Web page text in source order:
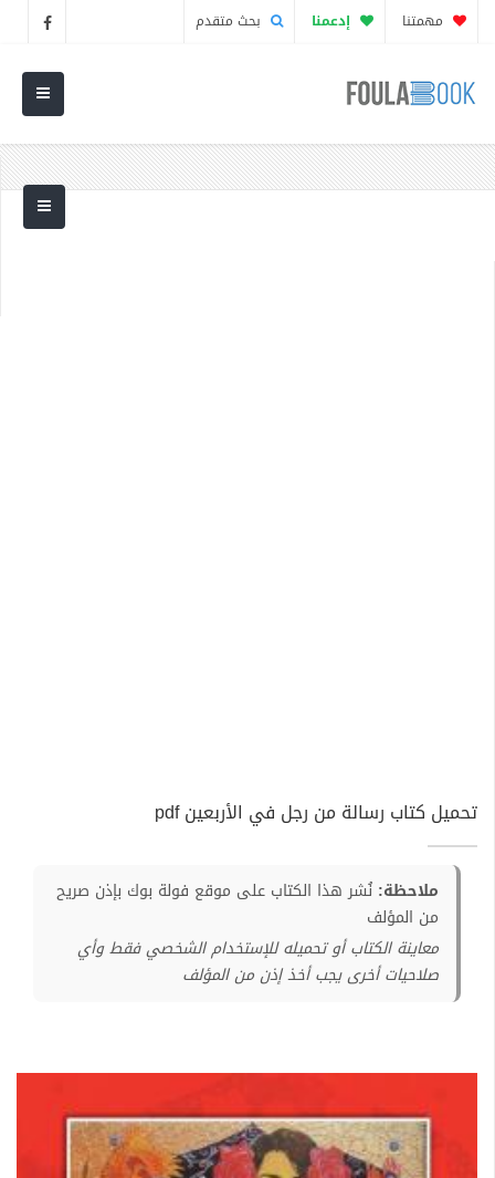
مهمتنا إدعمنا بحث متقدم
تحميل كتاب رسالة من رجل في الأربعين pdf
ملاحظة: نُشر هذا الكتاب على موقع فولة بوك بإذن صريح
من المؤلف
معاينة الكتاب أو تحميله للإستخدام الشخصي فقط وأي
صلاحيات أخرى يجب أخذ إذن من المؤلف